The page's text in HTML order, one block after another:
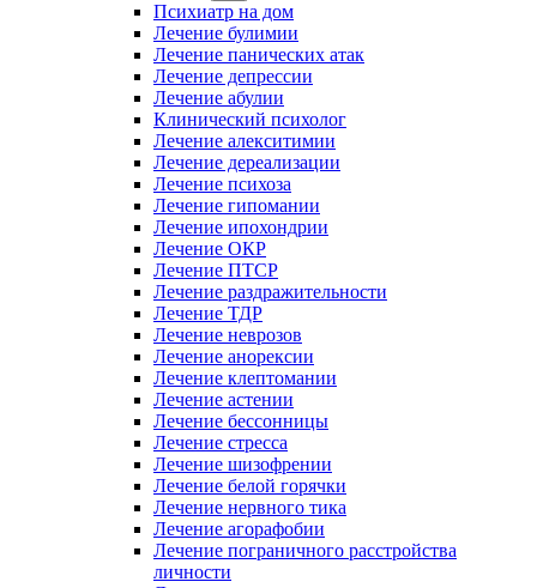
Психиатр на дом
Лечение булимии
Лечение панических атак
Лечение депрессии
Лечение абулии
Клинический психолог
Лечение алекситимии
Лечение дереализации
Лечение психоза
Лечение гипомании
Лечение ипохондрии
Лечение ОКР
Лечение ПТСР
Лечение раздражительности
Лечение ТДР
Лечение неврозов
Лечение анорексии
Лечение клептомании
Лечение астении
Лечение бессонницы
Лечение стресса
Лечение шизофрении
Лечение белой горячки
Лечение нервного тика
Лечение агорафобии
Лечение пограничного расстройства
личности